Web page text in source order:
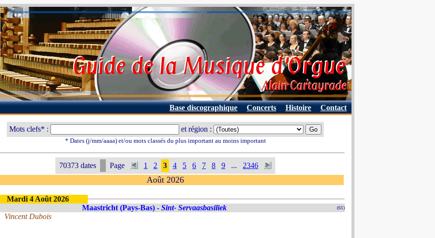
Base discographique Concerts Histoire Contact
Mots clefs* : et région :
* Dates (j/mm/aaaa) et/ou mots classés du plus important au moins important
70373 dates Page 1 2 3 4 5 6 7 8 9 ... 2346
Août 2026
Mardi 4 Août 2026
Maastricht (Pays-Bas) - Sint- Servaasbasiliek (61)
Vincent Dubois